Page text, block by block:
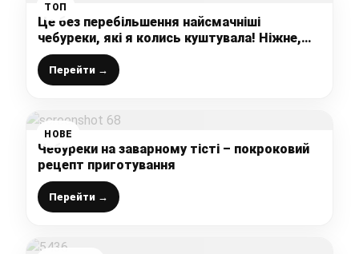
ТОП
Це без перебільшення найсмачніші
чебуреки, які я колись куштувала! Ніжне,
пухирчате, тоненьке, листкове тісто і
смачно, соковита начинка
Перейти →
НОВЕ
Чебуреки на заварному тісті – покроковий
рецепт приготування
Перейти →